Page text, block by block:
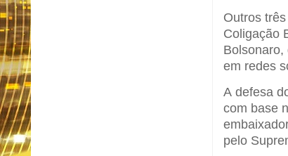
Outros
Coligação
Bolsonaro,
em redes
A defesa
com base
pelo